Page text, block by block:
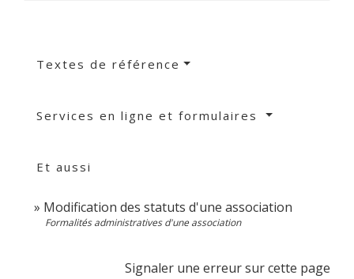
Textes de référence
Services en ligne et formulaires
Et aussi
Modification des statuts d'une association
Formalités administratives d'une association
Signaler une erreur sur cette page